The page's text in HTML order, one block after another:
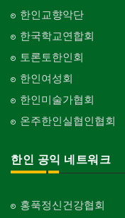
한인교향악단
한국학교연합회
토론토한인회
한인여성회
한인미술가협회
온주한인실협인협회
한인 공익 네트워크
홍푹정신건강협회